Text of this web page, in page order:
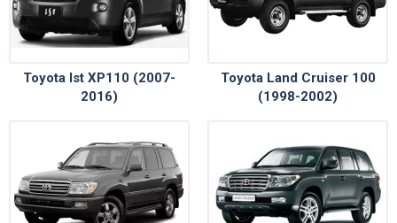
Toyota Ist XP110 (2007-
2016)
Toyota Land Cruiser 100
(1998-2002)